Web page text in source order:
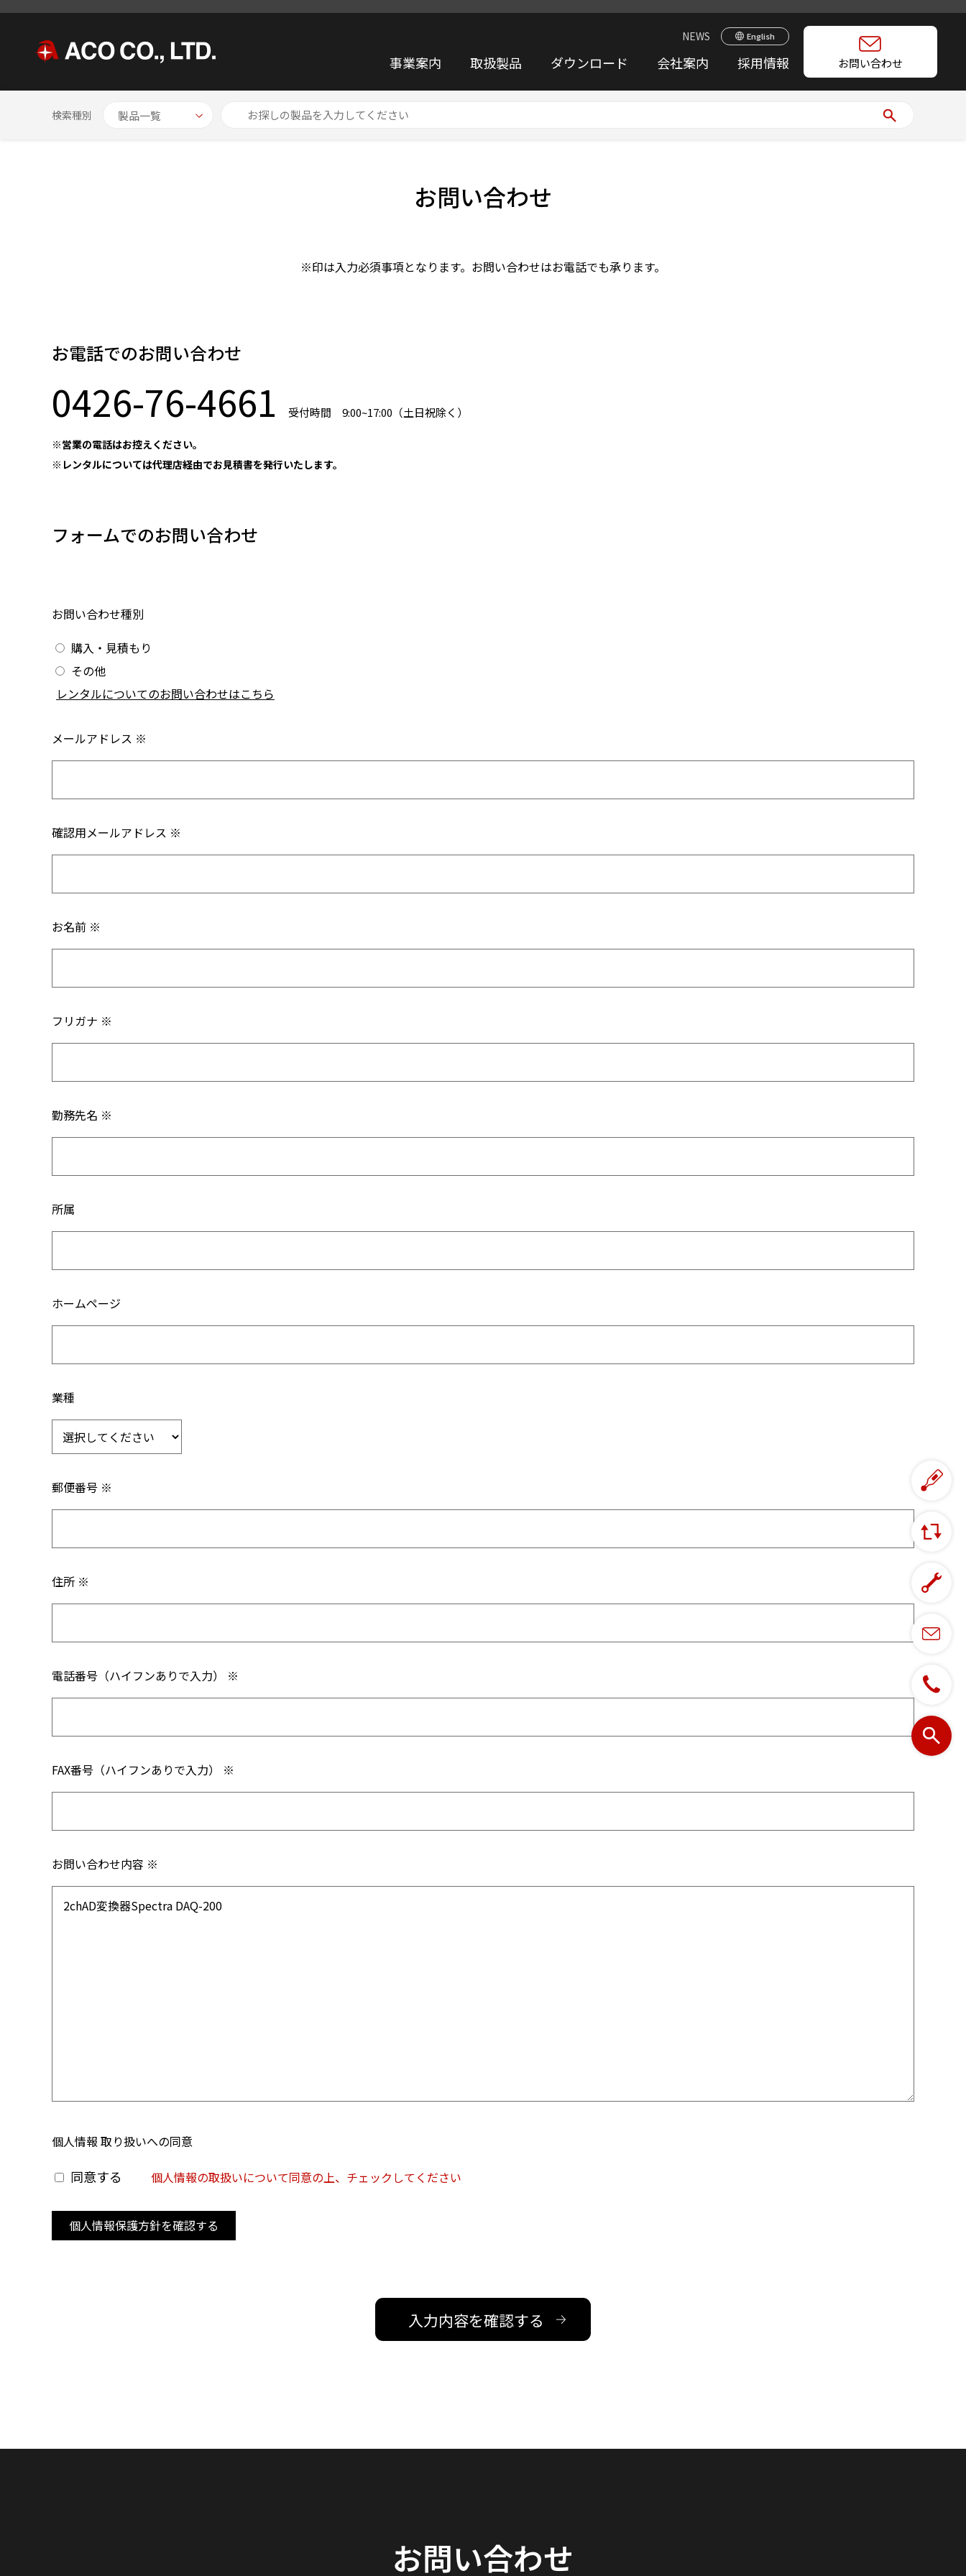
NEWS English
事業案内 取扱製品 ダウンロード 会社案内 採用情報 お問い合わせ
検索種別
HOME お問い合わせ
お問い合わせ
※印は入力必須事項となります。お問い合わせはお電話でも承ります。
お電話でのお問い合わせ
0426-76-4661 受付時間 9:00~17:00（土日祝除く）
※営業の電話はお控えください。
※レンタルについては代理店経由でお見積書を発行いたします。
フォームでのお問い合わせ
お問い合わせ種別
購入・見積もり
その他
レンタルについてのお問い合わせはこちら
メールアドレス ※
確認用メールアドレス ※
お名前 ※
フリガナ ※
勤務先名 ※
所属
ホームページ
業種
郵便番号 ※
住所 ※
電話番号（ハイフンありで入力） ※
FAX番号（ハイフンありで入力） ※
お問い合わせ内容 ※
個人情報 取り扱いへの同意
同意する 個人情報の取扱いについて同意の上、チェックしてください
個人情報保護方針を確認する
お問い合わせ